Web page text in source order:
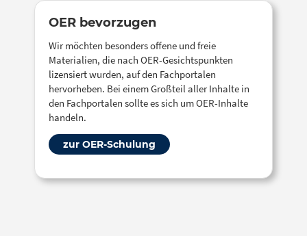
OER bevorzugen
Wir möchten besonders offene und freie
Materialien, die nach OER-Gesichtspunkten
lizensiert wurden, auf den Fachportalen
hervorheben. Bei einem Großteil aller Inhalte in
den Fachportalen sollte es sich um OER-Inhalte
handeln.
zur OER-Schulung